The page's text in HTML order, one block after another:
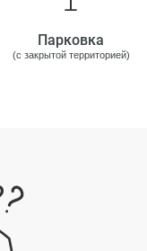
Парковка
(с закрытой территорией)